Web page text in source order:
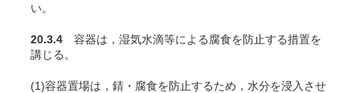
い。
20.3.4 容器は，湿気水滴等による腐食を防止する措置を
講じる。
(1)容器置場は，錆・腐食を防止するため，水分を浸入させ